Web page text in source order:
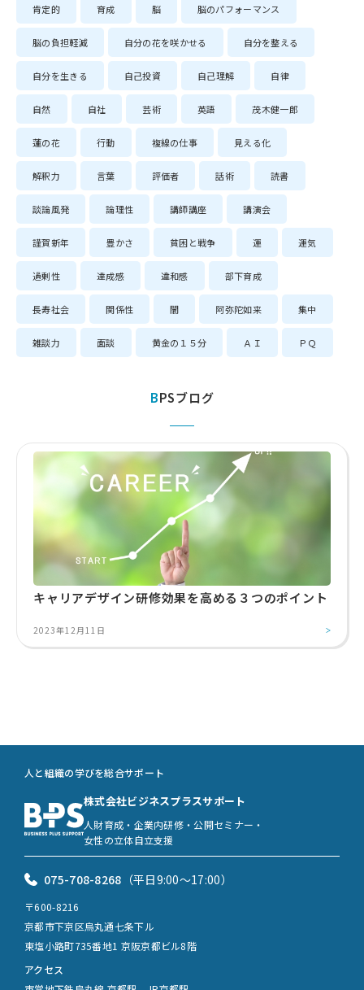
肯定的 育成 脳 脳のパフォーマンス
脳の負担軽減 自分の花を咲かせる 自分を整える
自分を生きる 自己投資 自己理解 自律
自然 自社 芸術 英語 茂木健一郎
蓮の花 行動 複線の仕事 見える化
解釈力 言葉 評価者 話術 読書
談論風発 論理性 講師講座 講演会
謹賀新年 豊かさ 貧困と戦争 運 運気
過剰性 達成感 違和感 部下育成
長寿社会 関係性 闇 阿弥陀如来 集中
雑談力 面談 黄金の１５分 ＡＩ ＰＱ
BPSブログ
キャリアデザイン研修効果を高める３つのポイント
2023年12月11日
人と組織の学びを総合サポート
株式会社ビジネスプラスサポート
人財育成・企業内研修・公開セミナー・
女性の立体自立支援
075-708-8268 （平日9:00〜17:00）
〒600-8216
京都市下京区烏丸通七条下ル
東塩小路町735番地1 京阪京都ビル8階
アクセス